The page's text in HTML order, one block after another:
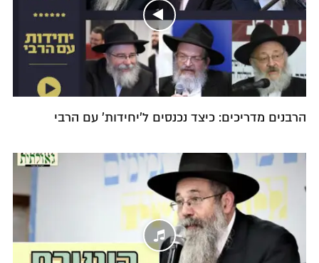
הרבנים מדריכים: כיצד נכנסים ל'יחידות' עם הרבי